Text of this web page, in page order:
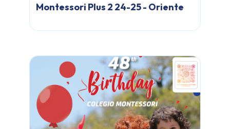
Montessori Plus 2 24-25 - Oriente